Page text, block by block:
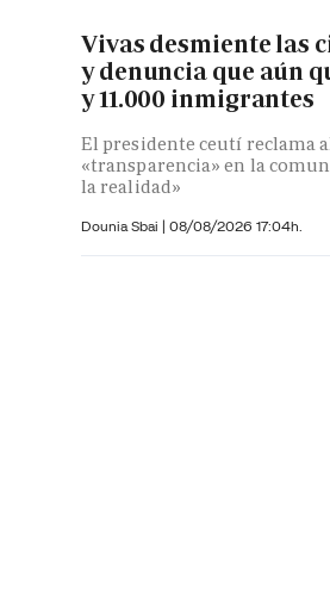
Vivas desmiente las
y denuncia que aún
y 11.000 inmigrantes
El presidente ceutí reclama
«transparencia» en la
la realidad»
Dounia Sbai | 08/08/2026 17:04h.